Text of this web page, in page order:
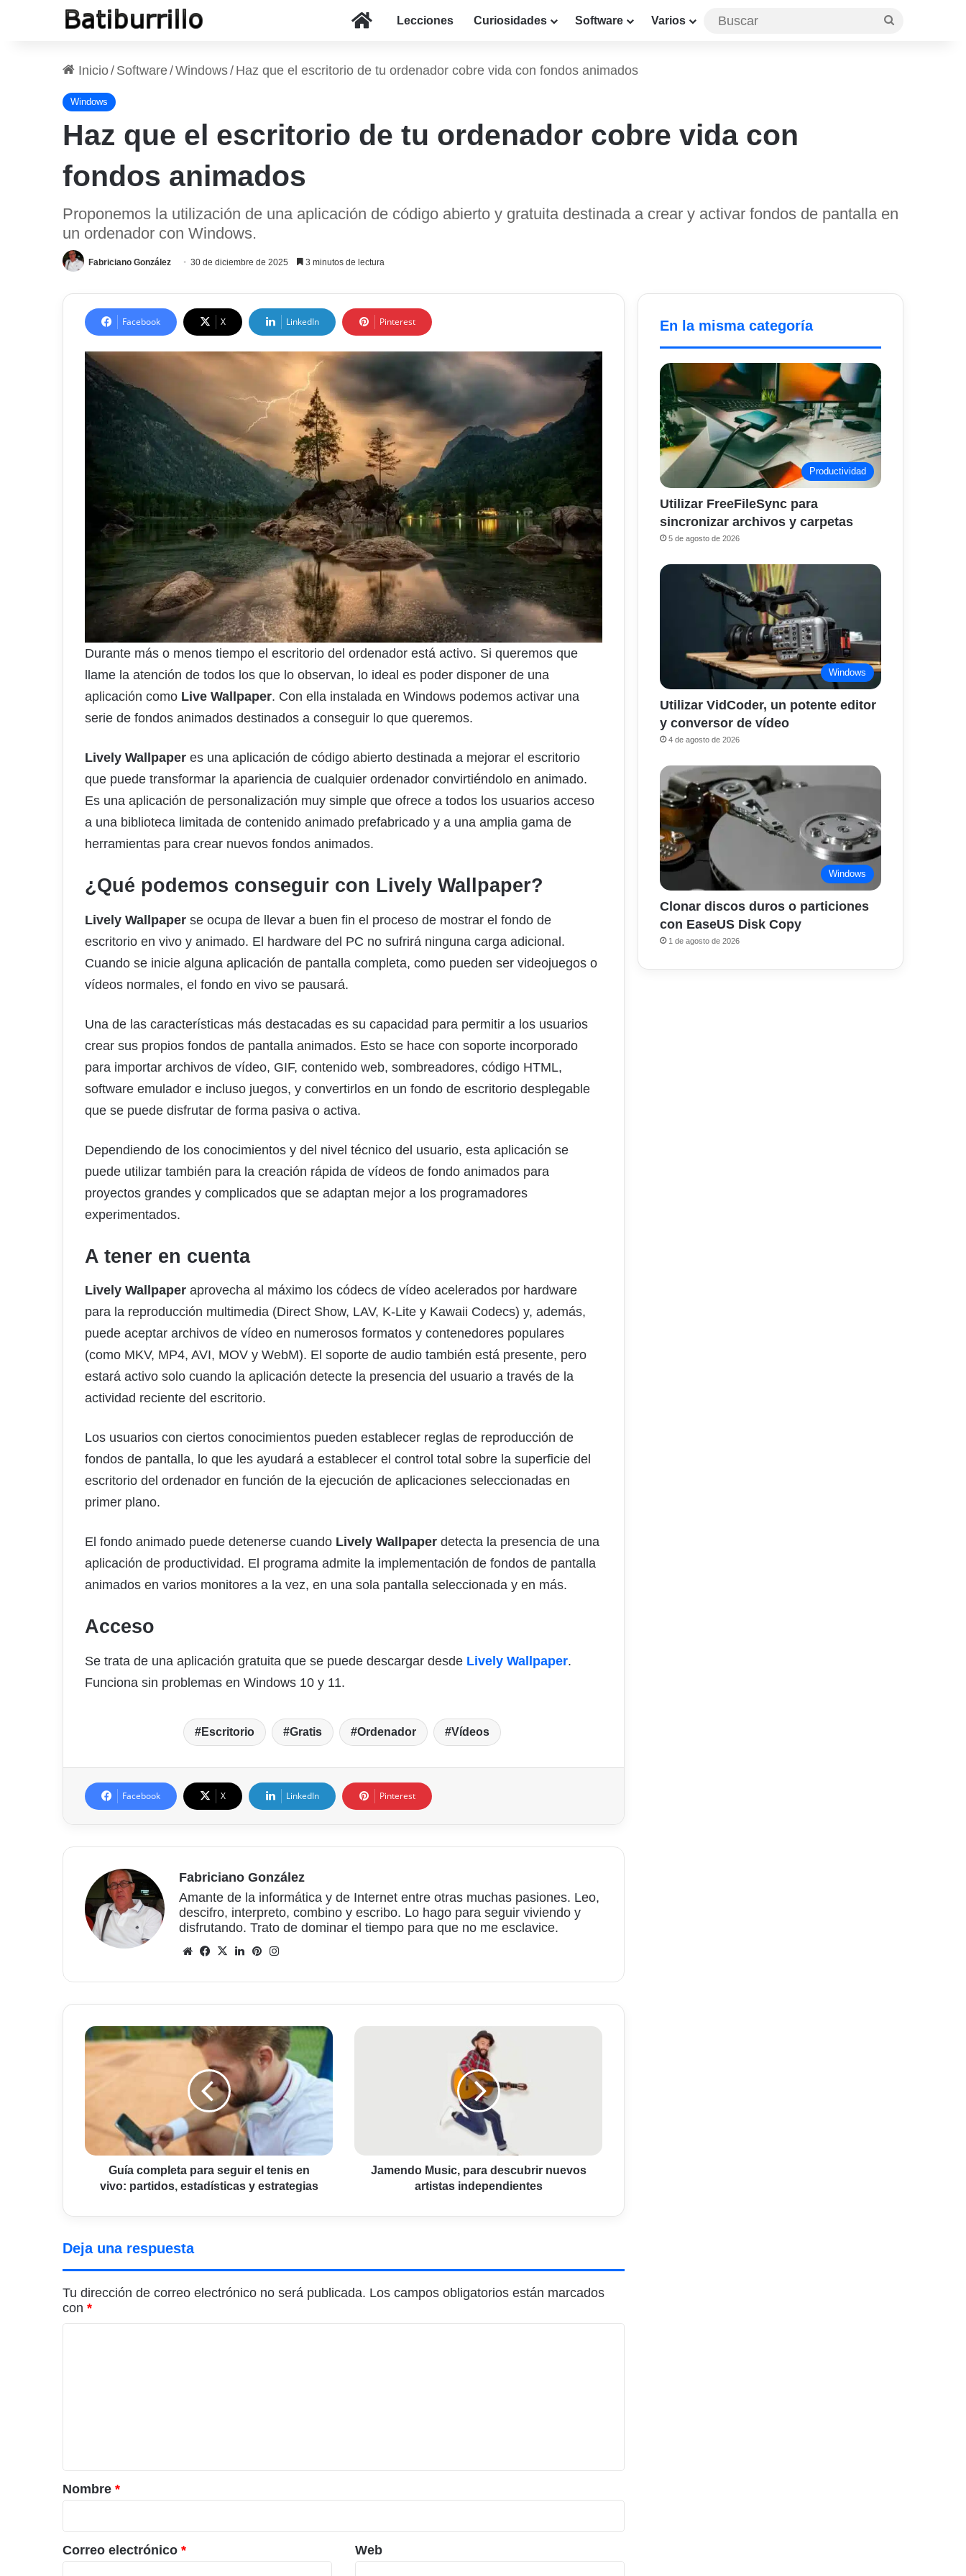
InicioLecciones Curiosidades Software Varios
Inicio/ Software/Windows/ Haz que el escritorio de tu ordenador cobre vida con fondos animados
Windows
Haz que el escritorio de tu ordenador cobre vida con
fondos animados
Proponemos la utilización de una aplicación de código abierto y gratuita destinada a crear y activar fondos de pantalla en
un ordenador con Windows.
Fabriciano González 30 de diciembre de 2025 3 minutos de lectura
Facebook X LinkedIn Pinterest
Durante más o menos tiempo el escritorio del ordenador está activo. Si queremos que
llame la atención de todos los que lo observan, lo ideal es poder disponer de una
aplicación como Live Wallpaper. Con ella instalada en Windows podemos activar una
serie de fondos animados destinados a conseguir lo que queremos.
Lively Wallpaper es una aplicación de código abierto destinada a mejorar el escritorio
que puede transformar la apariencia de cualquier ordenador convirtiéndolo en animado.
Es una aplicación de personalización muy simple que ofrece a todos los usuarios acceso
a una biblioteca limitada de contenido animado prefabricado y a una amplia gama de
herramientas para crear nuevos fondos animados.
¿Qué podemos conseguir con Lively Wallpaper?
Lively Wallpaper se ocupa de llevar a buen fin el proceso de mostrar el fondo de
escritorio en vivo y animado. El hardware del PC no sufrirá ninguna carga adicional.
Cuando se inicie alguna aplicación de pantalla completa, como pueden ser videojuegos o
vídeos normales, el fondo en vivo se pausará.
Una de las características más destacadas es su capacidad para permitir a los usuarios
crear sus propios fondos de pantalla animados. Esto se hace con soporte incorporado
para importar archivos de vídeo, GIF, contenido web, sombreadores, código HTML,
software emulador e incluso juegos, y convertirlos en un fondo de escritorio desplegable
que se puede disfrutar de forma pasiva o activa.
Dependiendo de los conocimientos y del nivel técnico del usuario, esta aplicación se
puede utilizar también para la creación rápida de vídeos de fondo animados para
proyectos grandes y complicados que se adaptan mejor a los programadores
experimentados.
A tener en cuenta
Lively Wallpaper aprovecha al máximo los códecs de vídeo acelerados por hardware
para la reproducción multimedia (Direct Show, LAV, K-Lite y Kawaii Codecs) y, además,
puede aceptar archivos de vídeo en numerosos formatos y contenedores populares
(como MKV, MP4, AVI, MOV y WebM). El soporte de audio también está presente, pero
estará activo solo cuando la aplicación detecte la presencia del usuario a través de la
actividad reciente del escritorio.
Los usuarios con ciertos conocimientos pueden establecer reglas de reproducción de
fondos de pantalla, lo que les ayudará a establecer el control total sobre la superficie del
escritorio del ordenador en función de la ejecución de aplicaciones seleccionadas en
primer plano.
El fondo animado puede detenerse cuando Lively Wallpaper detecta la presencia de una
aplicación de productividad. El programa admite la implementación de fondos de pantalla
animados en varios monitores a la vez, en una sola pantalla seleccionada y en más.
Acceso
Se trata de una aplicación gratuita que se puede descargar desde Lively Wallpaper.
Funciona sin problemas en Windows 10 y 11.
Escritorio Gratis Ordenador Vídeos
Facebook X LinkedIn Pinterest
Fabriciano González
Amante de la informática y de Internet entre otras muchas pasiones. Leo,
descifro, interpreto, combino y escribo. Lo hago para seguir viviendo y
disfrutando. Trato de dominar el tiempo para que no me esclavice.
Sitio
Facebook
X LinkedInPinterest
Guía
completa
para
el
en
vivo:
partidos,
estadísticas
Guía completa para seguir el tenis en
vivo: partidos, estadísticas y estrategias
Jamendo
independientes
Jamendo Music, para descubrir nuevos
artistas independientes
Deja una respuesta
Tu dirección de correo electrónico no será publicada. Los campos obligatorios están marcados
con *
r
i
o
*
Nombre *
Correo electrónico * Web
En la misma categoría
Productividad
Utilizar FreeFileSync para
sincronizar archivos y carpetas
5 de agosto de 2026
Windows
Utilizar VidCoder, un potente editor
y conversor de vídeo
4 de agosto de 2026
Windows
Clonar discos duros o particiones
con EaseUS Disk Copy
1 de agosto de 2026